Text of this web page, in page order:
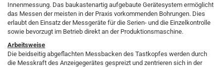
Innenmessung. Das baukastenartig aufgebaute Gerätesystem ermöglicht
das Messen der meisten in der Praxis vorkommenden Bohrungen. Dies
erlaubt den Einsatz der Messgeräte für die Serien- und die Einzelkontrolle
sowie bevorzugt im Betrieb direkt an der Produktionsmaschine.
Arbeitsweise
Die beidseitig abgeflachten Messbacken des Tastkopfes werden durch
die Messkraft des Anzeigegerätes gespreizt und zentrieren sich in der